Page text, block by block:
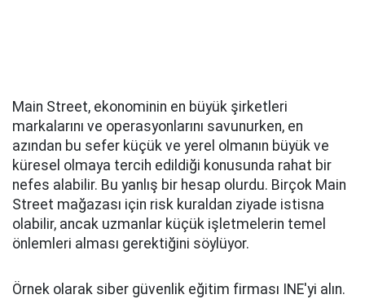
Main Street, ekonominin en büyük şirketleri
markalarını ve operasyonlarını savunurken, en
azından bu sefer küçük ve yerel olmanın büyük ve
küresel olmaya tercih edildiği konusunda rahat bir
nefes alabilir. Bu yanlış bir hesap olurdu. Birçok Main
Street mağazası için risk kuraldan ziyade istisna
olabilir, ancak uzmanlar küçük işletmelerin temel
önlemleri alması gerektiğini söylüyor.
Örnek olarak siber güvenlik eğitim firması INE'yi alın.